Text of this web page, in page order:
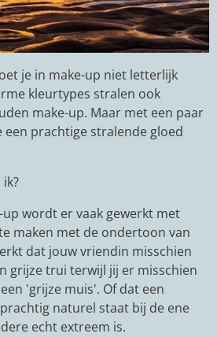
je in make-up niet letterlijk
kleurtypes stralen ook
make-up. Maar met een paar
een prachtige stralende gloed
up wordt er vaak gewerkt met
maken met de ondertoon van
dat jouw vriendin misschien
grijze trui terwijl jij er misschien
'grijze muis'. Of dat een
naturel staat bij de ene
echt extreem is.